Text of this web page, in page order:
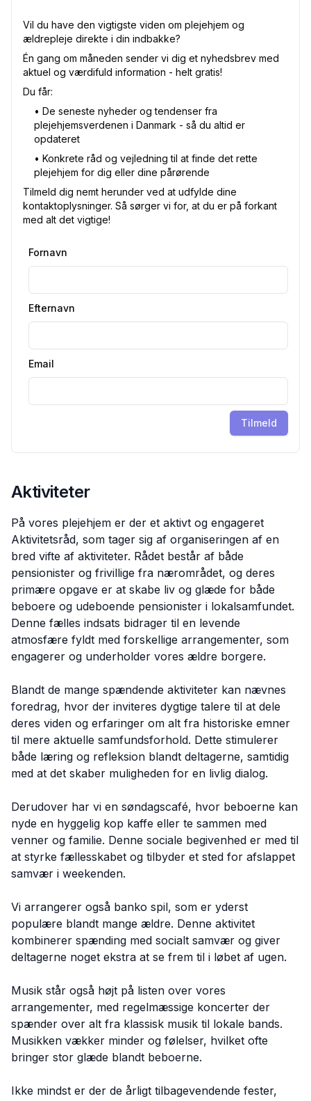
Vil du have den vigtigste viden om plejehjem og
ældrepleje direkte i din indbakke?
Én gang om måneden sender vi dig et nyhedsbrev med
aktuel og værdifuld information - helt gratis!
Du får:
•⁠ De seneste nyheder og tendenser fra
plejehjemsverdenen i Danmark - så du altid er
opdateret
•⁠ Konkrete råd og vejledning til at finde det rette
plejehjem for dig eller dine pårørende
Tilmeld dig nemt herunder ved at udfylde dine
kontaktoplysninger. Så sørger vi for, at du er på forkant
med alt det vigtige!
Fornavn
Efternavn
Email
Tilmeld
Aktiviteter
På vores plejehjem er der et aktivt og engageret
Aktivitetsråd, som tager sig af organiseringen af en
bred vifte af aktiviteter. Rådet består af både
pensionister og frivillige fra nærområdet, og deres
primære opgave er at skabe liv og glæde for både
beboere og udeboende pensionister i lokalsamfundet.
Denne fælles indsats bidrager til en levende
atmosfære fyldt med forskellige arrangementer, som
engagerer og underholder vores ældre borgere.
Blandt de mange spændende aktiviteter kan nævnes
foredrag, hvor der inviteres dygtige talere til at dele
deres viden og erfaringer om alt fra historiske emner
til mere aktuelle samfundsforhold. Dette stimulerer
både læring og refleksion blandt deltagerne, samtidig
med at det skaber muligheden for en livlig dialog.
Derudover har vi en søndagscafé, hvor beboerne kan
nyde en hyggelig kop kaffe eller te sammen med
venner og familie. Denne sociale begivenhed er med til
at styrke fællesskabet og tilbyder et sted for afslappet
samvær i weekenden.
Vi arrangerer også banko spil, som er yderst
populære blandt mange ældre. Denne aktivitet
kombinerer spænding med socialt samvær og giver
deltagerne noget ekstra at se frem til i løbet af ugen.
Musik står også højt på listen over vores
arrangementer, med regelmæssige koncerter der
spænder over alt fra klassisk musik til lokale bands.
Musikken vækker minder og følelser, hvilket ofte
bringer stor glæde blandt beboerne.
Ikke mindst er der de årligt tilbagevendende fester,